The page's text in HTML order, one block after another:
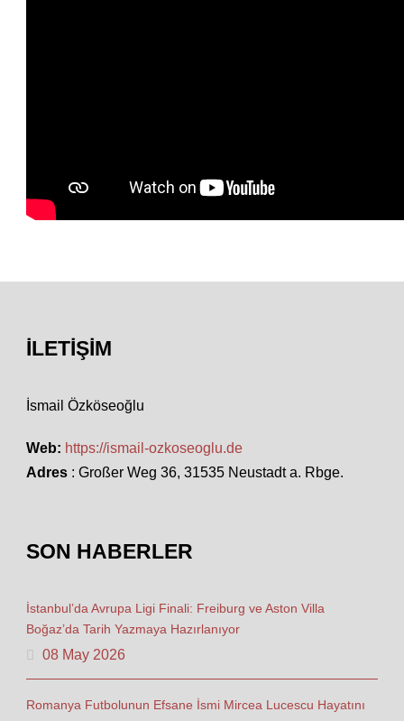
İLETIŞIM
İsmail Özköseoğlu
Web: https://ismail-ozkoseoglu.de
Adres : Großer Weg 36, 31535 Neustadt a. Rbge.
SON HABERLER
İstanbul’da Avrupa Ligi Finali: Freiburg ve Aston Villa
Boğaz’da Tarih Yazmaya Hazırlanıyor
08 May 2026
Romanya Futbolunun Efsane İsmi Mircea Lucescu Hayatını